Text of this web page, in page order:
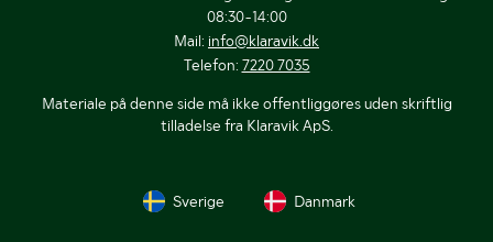
08:30-14:00
Mail: info@klaravik.dk
Telefon: 7220 7035
Materiale på denne side må ikke offentliggøres uden skriftlig
tilladelse fra Klaravik ApS.
Sverige Danmark